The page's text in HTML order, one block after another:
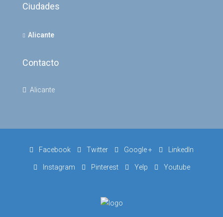
Ciudades
Alicante
Contacto
Alicante
Facebook Twitter Google + LinkedIn
Instagram Pinterest Yelp Youtube